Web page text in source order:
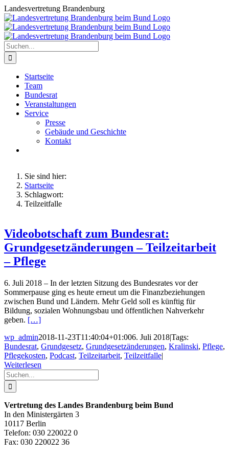
Zum
Inhalt
springen
Landesvertretung Brandenburg
Suche
nach:
Startseite
Team
Bundesrat
Veranstaltungen
Service
Presse
Gebäude und Geschichte
Kontakt
Sie sind hier:
Startseite
Schlagwort:
Teilzeitfalle
Videobotschaft zum Bundesrat:
Grundgesetzänderungen – Teilzeitarbeit
– Pflege
6. Juli 2018 – In der letzten Sitzung des Bundesrates vor der
Sommerpause ging es heute erneut um die Finanzbeziehungen
zwischen Bund und Ländern. Mehr Geld soll es künftig für
Bildung, sozialen Wohnungsbau und öffentlichen Nahverkehr
geben. […]
wp_admin2018-11-23T11:40:04+01:006. Juli 2018|Tags:
Bundesrat, Grundgesetz, Grundgesetzänderungen, Kralinski, Pflege,
Pflegekosten, Podcast, Teilzeitarbeit, Teilzeitfalle|
Weiterlesen
Suche
nach:
Vertretung des Landes Brandenburg beim Bund
In den Ministergärten 3
10117 Berlin
Telefon: 030 220022 0
Fax: 030 220022 36